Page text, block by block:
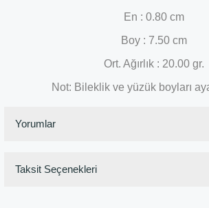
En : 0.80 cm
Boy : 7.50 cm
Ort. Ağırlık : 20.00 gr.
Not: Bileklik ve yüzük boyları
Yorumlar
Taksit Seçenekleri